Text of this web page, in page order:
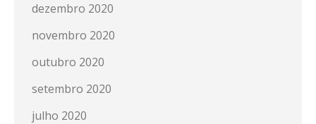
dezembro 2020
novembro 2020
outubro 2020
setembro 2020
julho 2020